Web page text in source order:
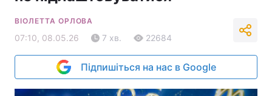
ВІОЛЕТТА ОРЛОВА
07:10, 08.05.26 7 хв. 22684
Підпишіться на нас в Google